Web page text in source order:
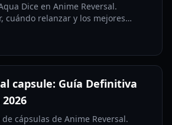
Dice en Anime Reversal.
cuándo relanzar y los mejores
capsule: Guía Definitiva
cápsulas de Anime Reversal.